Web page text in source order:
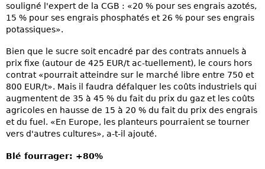
souligné l'expert de la CGB : «20 % pour ses engrais azotés,
15 % pour ses engrais phosphatés et 26 % pour ses engrais
potassiques».
Bien que le sucre soit encadré par des contrats annuels à
prix fixe (autour de 425 EUR/t ac-tuellement), le cours hors
contrat «pourrait atteindre sur le marché libre entre 750 et
800 EUR/t». Mais il faudra défalquer les coûts industriels qui
augmentent de 35 à 45 % du fait du prix du gaz et les coûts
agricoles en hausse de 15 à 20 % du fait du prix des engrais
et du fuel. «En Europe, les planteurs pourraient se tourner
vers d'autres cultures», a-t-il ajouté.
Blé fourrager: +80%